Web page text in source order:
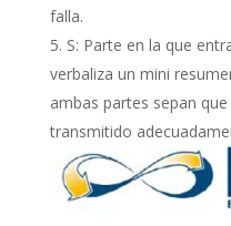
falla.
S: Parte en la que
verbaliza un mini
ambas partes sepan
transmitido